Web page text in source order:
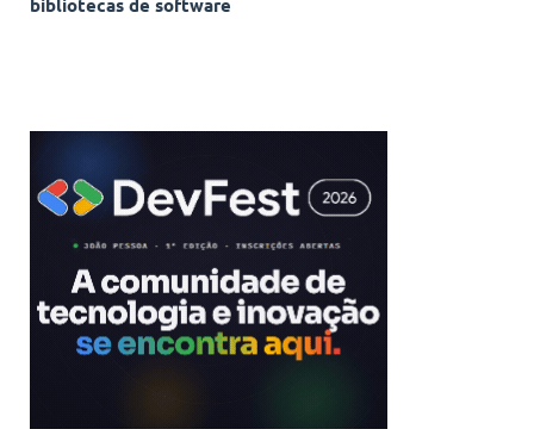
bibliotecas de software